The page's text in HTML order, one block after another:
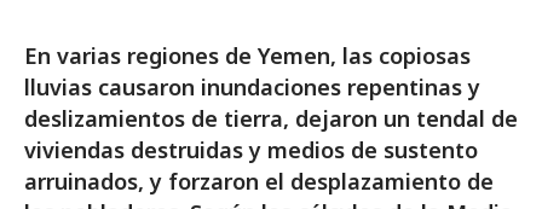
En varias regiones de Yemen, las copiosas
lluvias causaron inundaciones repentinas y
deslizamientos de tierra, dejaron un tendal de
viviendas destruidas y medios de sustento
arruinados, y forzaron el desplazamiento de